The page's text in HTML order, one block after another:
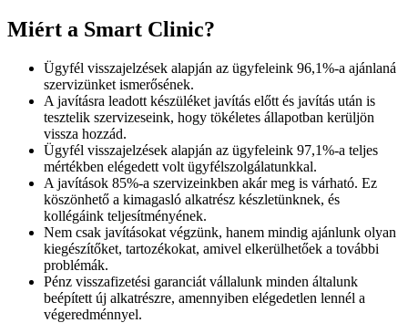
Miért a Smart Clinic?
Ügyfél visszajelzések alapján az ügyfeleink 96,1%-a ajánlaná
szervizünket ismerősének.
A javításra leadott készüléket javítás előtt és javítás után is
tesztelik szervizeseink, hogy tökéletes állapotban kerüljön
vissza hozzád.
Ügyfél visszajelzések alapján az ügyfeleink 97,1%-a teljes
mértékben elégedett volt ügyfélszolgálatunkkal.
A javítások 85%-a szervizeinkben akár meg is várható. Ez
köszönhető a kimagasló alkatrész készletünknek, és
kollégáink teljesítményének.
Nem csak javításokat végzünk, hanem mindig ajánlunk olyan
kiegészítőket, tartozékokat, amivel elkerülhetőek a további
problémák.
Pénz visszafizetési garanciát vállalunk minden általunk
beépített új alkatrészre, amennyiben elégedetlen lennél a
végeredménnyel.